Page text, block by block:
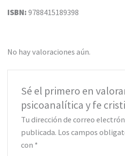
ISBN: 9788415189398
No hay valoraciones aún.
Sé el primero en
psicoanalítica y fe
Tu dirección de correo
publicada. Los campos
con *